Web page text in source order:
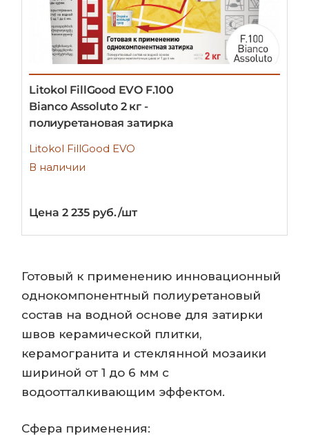
Litokol FillGood EVO F.100
Bianco Assoluto 2 кг -
полиуретановая затирка
Litokol FillGood EVO
В наличии
Цена 2 235 руб./шт
Готовый к применению инновационный
однокомпонентный полиуретановый
состав на водной основе для затирки
швов керамической плитки,
керамогранита и стеклянной мозаики
шириной от 1 до 6 мм с
водоотталкивающим эффектом.
Сфера применения: